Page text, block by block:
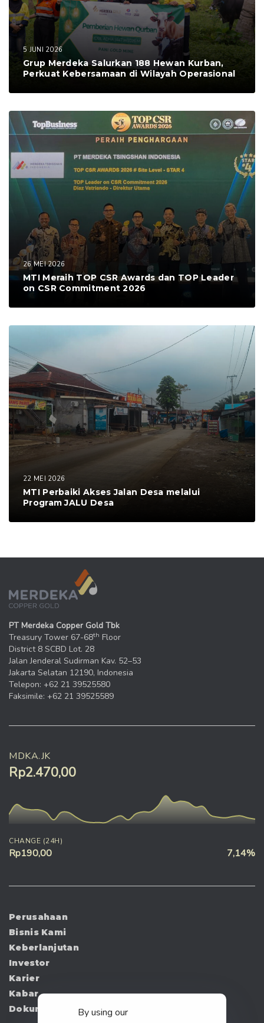
5 JUNI 2026
Grup Merdeka Salurkan 188 Hewan Kurban,
Perkuat Kebersamaan di Wilayah Operasional
26 MEI 2026
MTI Meraih TOP CSR Awards dan TOP Leader
on CSR Commitment 2026
22 MEI 2026
MTI Perbaiki Akses Jalan Desa melalui
Program JALU Desa
PT Merdeka Copper Gold Tbk
Treasury Tower 67-68th Floor
District 8 SCBD Lot. 28
Jalan Jenderal Sudirman Kav. 52–53
Jakarta Selatan 12190, Indonesia
Telepon: +62 21 39525580
Faksimile: +62 21 39525589
MDKA.JK
Rp2.470,00
CHANGE (24H)
Rp190,00 7,14%
Perusahaan
Bisnis Kami
Keberlanjutan
Investor
Karier
Kabar
Dokumen
By using our